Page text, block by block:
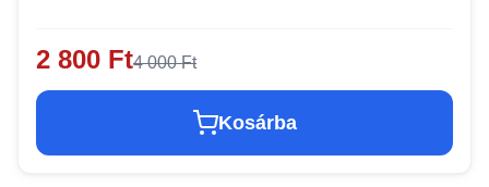
2 800 Ft4 000 Ft
Kosárba